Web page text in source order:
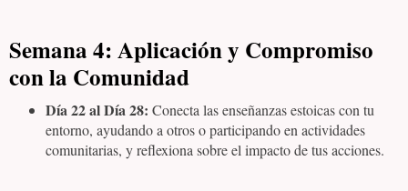
Semana 4: Aplicación y Compromiso
con la Comunidad
Día 22 al Día 28: Conecta las enseñanzas estoicas con tu
entorno, ayudando a otros o participando en actividades
comunitarias, y reflexiona sobre el impacto de tus acciones.